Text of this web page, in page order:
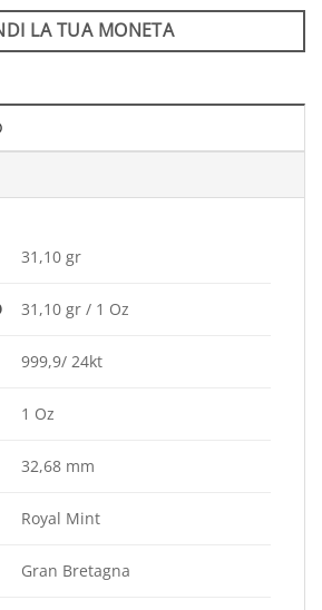
LA TUA MONETA
31,10 gr
31,10 gr / 1 Oz
999,9/ 24kt
1 Oz
32,68 mm
Royal Mint
Gran Bretagna